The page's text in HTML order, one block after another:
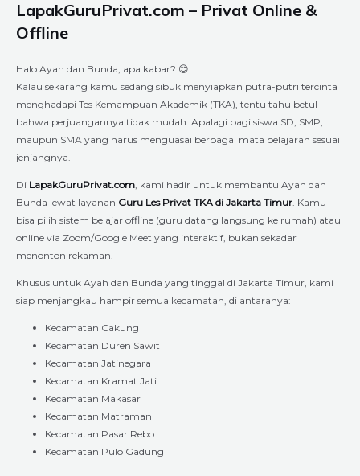
LapakGuruPrivat.com – Privat Online &
Offline
Halo Ayah dan Bunda, apa kabar? 😊
Kalau sekarang kamu sedang sibuk menyiapkan putra-putri tercinta
menghadapi Tes Kemampuan Akademik (TKA), tentu tahu betul
bahwa perjuangannya tidak mudah. Apalagi bagi siswa SD, SMP,
maupun SMA yang harus menguasai berbagai mata pelajaran sesuai
jenjangnya.
Di LapakGuruPrivat.com , kami hadir untuk membantu Ayah dan
Bunda lewat layanan Guru Les Privat TKA di Jakarta Timur . Kamu
bisa pilih sistem belajar offline (guru datang langsung ke rumah) atau
online via Zoom/Google Meet yang interaktif, bukan sekadar
menonton rekaman.
Khusus untuk Ayah dan Bunda yang tinggal di Jakarta Timur, kami
siap menjangkau hampir semua kecamatan, di antaranya:
Kecamatan Cakung
Kecamatan Duren Sawit
Kecamatan Jatinegara
Kecamatan Kramat Jati
Kecamatan Makasar
Kecamatan Matraman
Kecamatan Pasar Rebo
Kecamatan Pulo Gadung